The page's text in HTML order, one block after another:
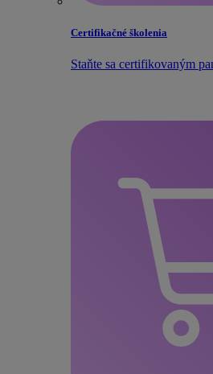
Certifikačné školenia
Staňte sa certifikovaným